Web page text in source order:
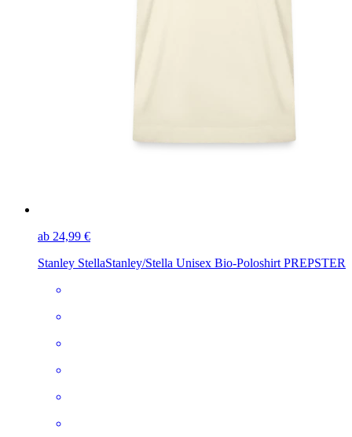
ab 24,99 €
Stanley StellaStanley/Stella Unisex Bio-Poloshirt PREPSTER